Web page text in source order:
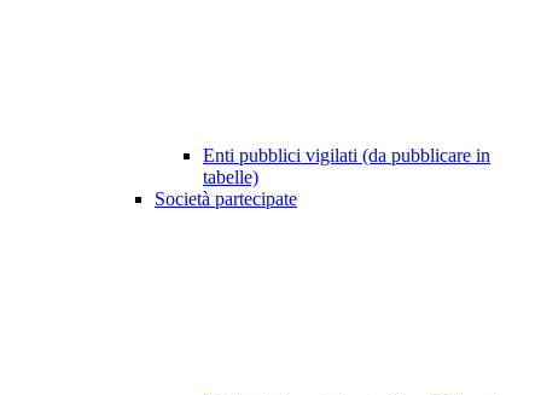
Enti pubblici vigilati (da pubblicare in
tabelle)
Società partecipate